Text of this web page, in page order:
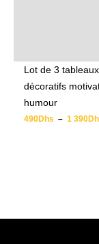
Lot de 3 tableaux
décoratifs
humour
490Dhs – 1 390